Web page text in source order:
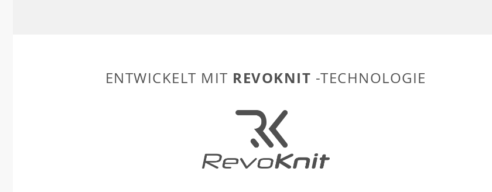
ENTWICKELT MIT REVOKNIT -TECHNOLOGIE